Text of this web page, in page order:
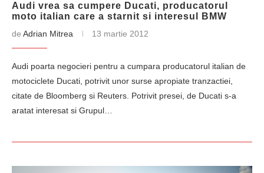
Audi vrea sa cumpere Ducati, producatorul
moto italian care a starnit si interesul BMW
de Adrian Mitrea 13 martie 2012
Audi poarta negocieri pentru a cumpara producatorul italian de
motociclete Ducati, potrivit unor surse apropiate tranzactiei,
citate de Bloomberg si Reuters. Potrivit presei, de Ducati s-a
aratat interesat si Grupul…